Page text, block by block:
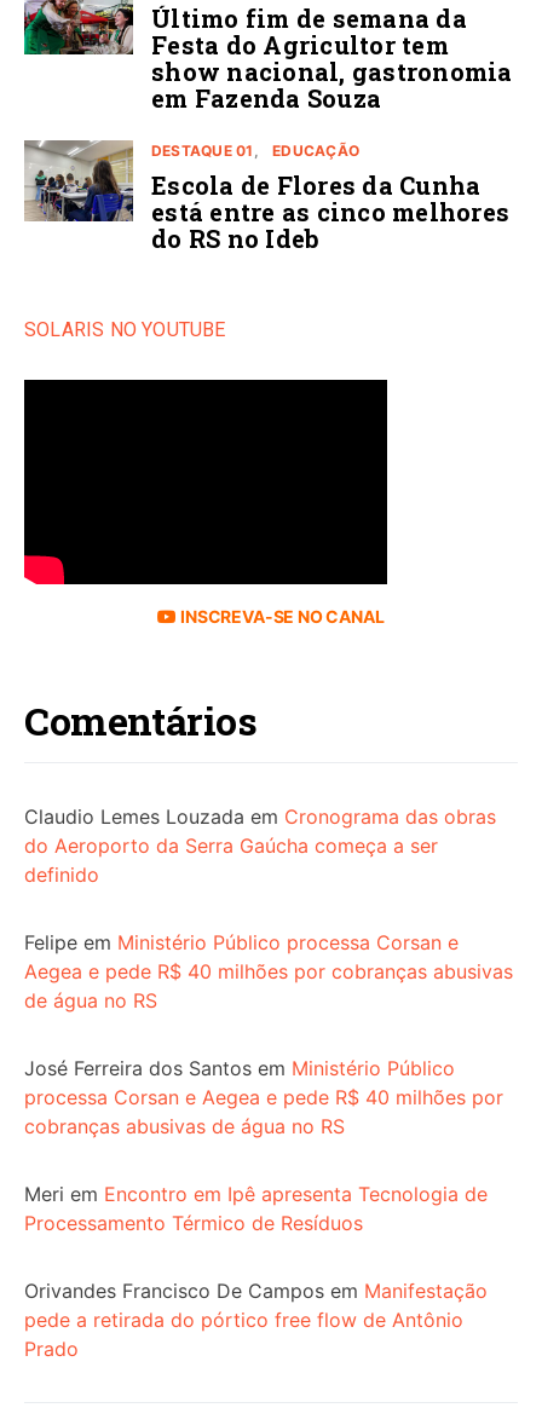
Último fim de semana da
Festa do Agricultor tem
show nacional, gastronomia
em Fazenda Souza
DESTAQUE 01 EDUCAÇÃO
Escola de Flores da Cunha
está entre as cinco melhores
do RS no Ideb
SOLARIS NO YOUTUBE
INSCREVA-SE NO CANAL
Comentários
Claudio Lemes Louzada em Cronograma das obras
do Aeroporto da Serra Gaúcha começa a ser
definido
Felipe em Ministério Público processa Corsan e
Aegea e pede R$ 40 milhões por cobranças abusivas
de água no RS
José Ferreira dos Santos em Ministério Público
processa Corsan e Aegea e pede R$ 40 milhões por
cobranças abusivas de água no RS
Meri em Encontro em Ipê apresenta Tecnologia de
Processamento Térmico de Resíduos
Orivandes Francisco De Campos em Manifestação
pede a retirada do pórtico free flow de Antônio
Prado